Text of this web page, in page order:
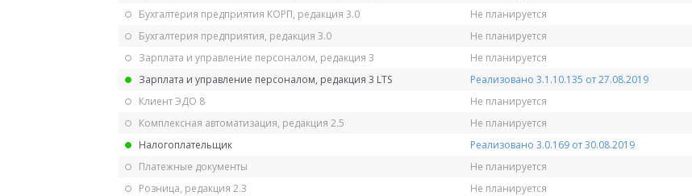
Бухгалтерия предприятия КОРП, редакция 3.0
Не планируется
Бухгалтерия предприятия, редакция 3.0
Не планируется
Зарплата и управление персоналом, редакция 3
Не планируется
Зарплата и управление персоналом, редакция 3 LTS
Реализовано 3.1.10.135 от 27.08.2019
Клиент ЭДО 8
Не планируется
Комплексная автоматизация, редакция 2.5
Не планируется
Налогоплательщик
Реализовано 3.0.169 от 30.08.2019
Платежные документы
Не планируется
Розница, редакция 2.3
Не планируется